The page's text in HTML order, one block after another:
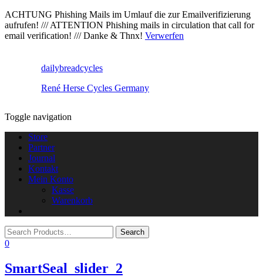
ACHTUNG Phishing Mails im Umlauf die zur Emailverifizierung
aufrufen! /// ATTENTION Phishing mails in circulation that call for
email verification! /// Danke & Thnx! Verwerfen
dailybreadcycles
René Herse Cycles Germany
Toggle navigation
Store
Partner
Journal
Kontakt
Mein Konto
Kasse
Warenkorb
0
SmartSeal_slider_2